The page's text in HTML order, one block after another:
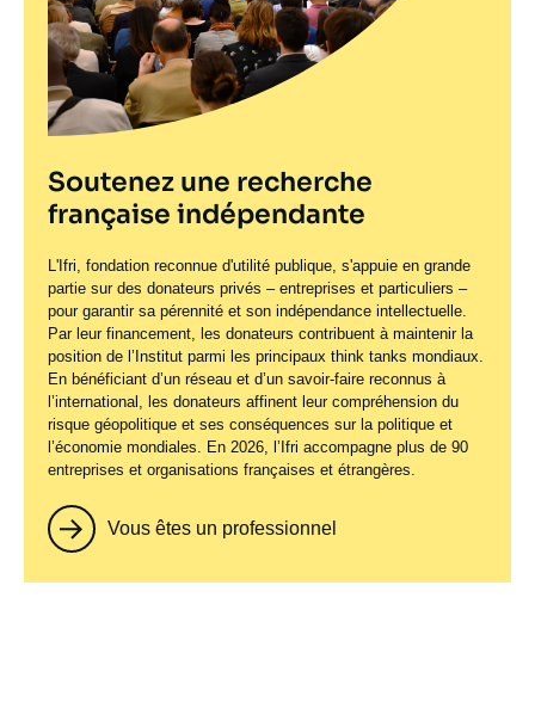
Soutenez une recherche
française indépendante
L'Ifri, fondation reconnue d'utilité publique, s'appuie en grande
partie sur des donateurs privés – entreprises et particuliers –
pour garantir sa pérennité et son indépendance intellectuelle.
Par leur financement, les donateurs contribuent à maintenir la
position de l’Institut parmi les principaux think tanks mondiaux.
En bénéficiant d’un réseau et d’un savoir-faire reconnus à
l’international, les donateurs affinent leur compréhension du
risque géopolitique et ses conséquences sur la politique et
l’économie mondiales. En 2026, l’Ifri accompagne plus de 90
entreprises et organisations françaises et étrangères.
Vous êtes un professionnel